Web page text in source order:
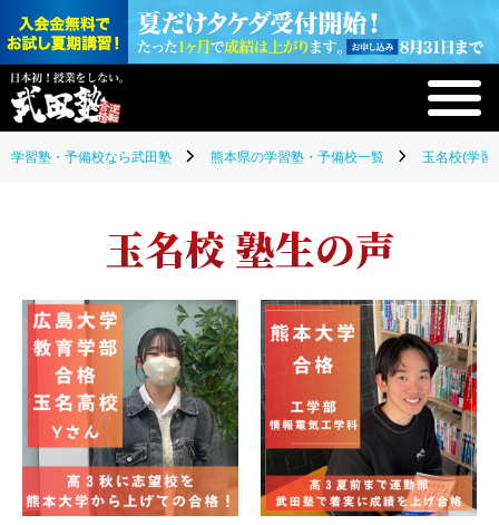
学習塾・予備校なら武田塾 熊本県の学習塾・予備校一覧 玉名校(学習
玉名校 塾生の声